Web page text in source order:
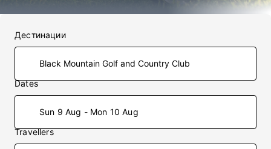
Дестинации
Dates
Sun 9 Aug - Mon 10 Aug
Travellers